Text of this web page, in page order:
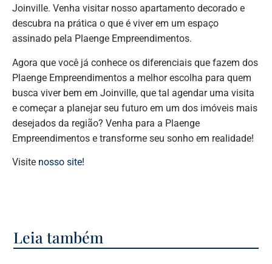
Joinville. Venha visitar nosso apartamento decorado e
descubra na prática o que é viver em um espaço
assinado pela Plaenge Empreendimentos.
Agora que você já conhece os diferenciais que fazem dos
Plaenge Empreendimentos a melhor escolha para quem
busca viver bem em Joinville, que tal agendar uma visita
e começar a planejar seu futuro em um dos imóveis mais
desejados da região? Venha para a Plaenge
Empreendimentos e transforme seu sonho em realidade!
Visite nosso site!
Leia também